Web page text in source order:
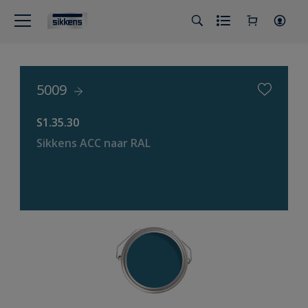
5009
S1.35.30
Sikkens ACC naar RAL